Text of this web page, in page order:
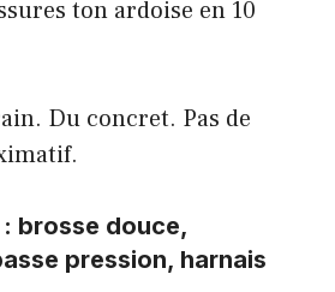
ton ardoise en 10
Du concret. Pas de
brosse douce,
pression, harnais